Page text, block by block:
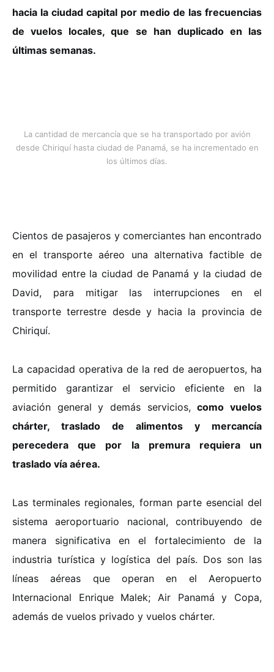
hacia la ciudad capital por medio de las frecuencias
de vuelos locales, que se han duplicado en las
últimas semanas.
La cantidad de mercancía que se ha transportado por avión
desde Chiriquí hasta ciudad de Panamá, se ha incrementado en
los últimos días.
Cientos de pasajeros y comerciantes han encontrado
en el transporte aéreo una alternativa factible de
movilidad entre la ciudad de Panamá y la ciudad de
David, para mitigar las interrupciones en el
transporte terrestre desde y hacia la provincia de
Chiriquí.
La capacidad operativa de la red de aeropuertos, ha
permitido garantizar el servicio eficiente en la
aviación general y demás servicios,como vuelos
chárter, traslado de alimentos y mercancía
perecedera que por la premura requiera un
traslado vía aérea.
Las terminales regionales, forman parte esencial del
sistema aeroportuario nacional, contribuyendo de
manera significativa en el fortalecimiento de la
industria turística y logística del país. Dos son las
líneas aéreas que operan en el Aeropuerto
Internacional Enrique Malek; Air Panamá y Copa,
además de vuelos privado y vuelos chárter.